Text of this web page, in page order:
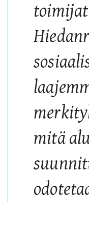
mitä